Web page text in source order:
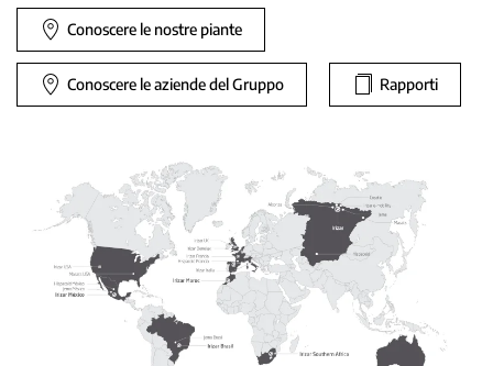
Conoscere le nostre piante
Conoscere le aziende del Gruppo Rapporti